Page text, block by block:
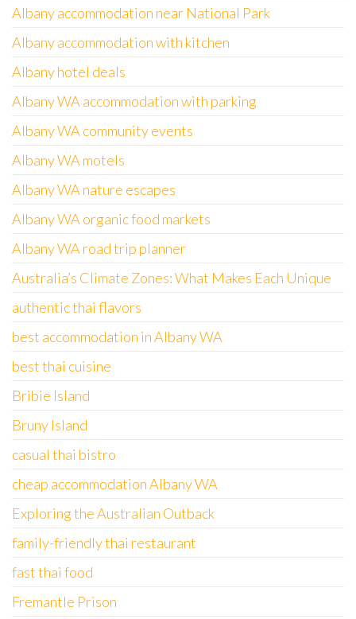
Albany accommodation near National Park
Albany accommodation with kitchen
Albany hotel deals
Albany WA accommodation with parking
Albany WA community events
Albany WA motels
Albany WA nature escapes
Albany WA organic food markets
Albany WA road trip planner
Australia’s Climate Zones: What Makes Each Unique
authentic thai flavors
best accommodation in Albany WA
best thai cuisine
Bribie Island
Bruny Island
casual thai bistro
cheap accommodation Albany WA
Exploring the Australian Outback
family-friendly thai restaurant
fast thai food
Fremantle Prison